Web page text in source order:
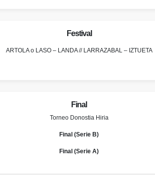
Festival
ARTOLA o LASO – LANDA // LARRAZABAL – IZTUETA
Final
Torneo Donostia Hiria
Final (Serie B)
Final (Serie A)